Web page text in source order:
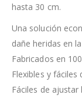
hasta 30 cm.
Una solución
dañe heridas en
Fabricados en
Flexibles y fáciles
Fáciles de ajustar